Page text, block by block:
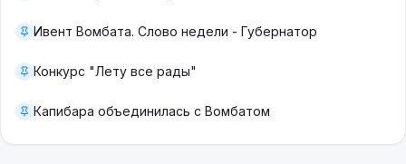
Ивент Вомбата. Слово недели - Губернатор
Конкурс "Лету все рады"
Капибара объединилась с Вомбатом